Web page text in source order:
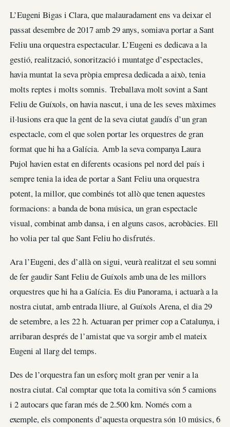
L’Eugeni Bigas i Clara, que malauradament ens va deixar el
passat desembre de 2017 amb 29 anys, somiava portar a Sant
Feliu una orquestra espectacular. L’Eugeni es dedicava a la
gestió, realització, sonorització i muntatge d’espectacles,
havia muntat la seva pròpia empresa dedicada a això, tenia
molts reptes i molts somnis. Treballava molt sovint a Sant
Feliu de Guíxols, on havia nascut, i una de les seves màximes
il·lusions era que la gent de la seva ciutat gaudís d’un gran
espectacle, com el que solen portar les orquestres de gran
format que hi ha a Galícia. Amb la seva companya Laura
Pujol havien estat en diferents ocasions pel nord del país i
sempre tenia la idea de portar a Sant Feliu una orquestra
potent, la millor, que combinés tot allò que tenen aquestes
formacions: a banda de bona música, un gran espectacle
visual, combinat amb dansa, i en alguns casos, acrobàcies. Ell
ho volia per tal que Sant Feliu ho disfrutés.
Ara l’Eugeni, des d’allà on sigui, veurà realitzat el seu somni
de fer gaudir Sant Feliu de Guíxols amb una de les millors
orquestres que hi ha a Galícia. Es diu Panorama, i actuarà a la
nostra ciutat, amb entrada lliure, al Guíxols Arena, el dia 29
de setembre, a les 22 h. Actuaran per primer cop a Catalunya, i
arribaran després de l’amistat que va sorgir amb el mateix
Eugeni al llarg del temps.
Des de l’orquestra fan un esforç molt gran per venir a la
nostra ciutat. Cal comptar que tota la comitiva són 5 camions
i 2 autocars que faran més de 2.500 km. Només com a
exemple, els components d’aquesta orquestra són 10 músics, 6